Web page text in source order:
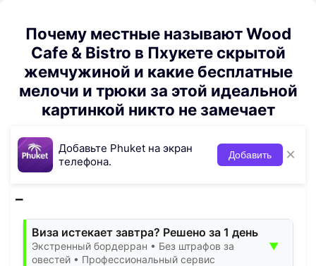
Почему местные называют Wood
Cafe & Bistro в Пхукете скрытой
жемчужиной и какие бесплатные
мелочи и трюки за этой идеальной
картинкой никто не замечает
Добавьте Phuket на экран
телефона.
Добавить ×
Виза истекает завтра? Решено за 1 день
Экстренный бордерран • Без штрафов за
овестей • Профессиональный сервис
▼